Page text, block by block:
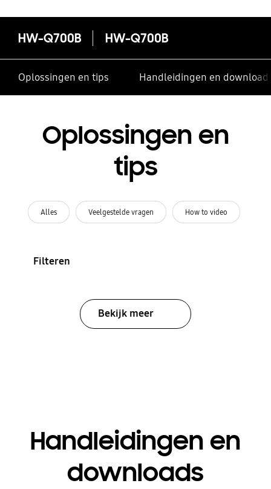
HW-Q700B HW-Q700B
Oplossingen en tips Handleidingen en
Oplossingen en
tips
Alles Veelgestelde vragen How to video
Filteren
Bekijk meer
Handleidingen en
downloads